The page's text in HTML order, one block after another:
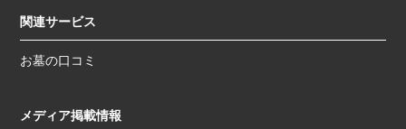
関連サービス
お墓の口コミ
メディア掲載情報